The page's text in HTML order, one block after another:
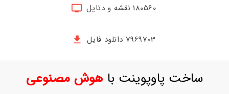
حساب
180560 نقشه و دتایل
7969703 دانلود فایل
ساخت پاوپوینت باهوش مصنوعی